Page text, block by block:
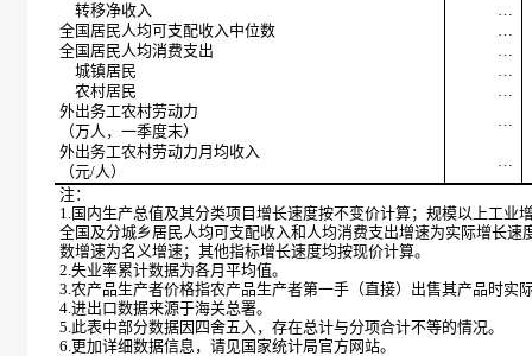
转移净收入
…
全国居民人均可支配收入中位数
…
全国居民人均消费支出
…
城镇居民
…
农村居民
…
外出务工农村劳动力
（万人，一季度末）
…
外出务工农村劳动力月均收入
（元/人）
…
注：
1.国内生产总值及其分类项目增长速度按不变价计算；规模以上工业
全国及分城乡居民人均可支配收入和人均消费支出增速为实际增长
数增速为名义增速；其他指标增长速度均按现价计算。
2.失业率累计数据为各月平均值。
3.农产品生产者价格指农产品生产者第一手（直接）出售其产品时实
4.进出口数据来源于海关总署。
5.此表中部分数据因四舍五入，存在总计与分项合计不等的情况。
6.更加详细数据信息，请见国家统计局官方网站。